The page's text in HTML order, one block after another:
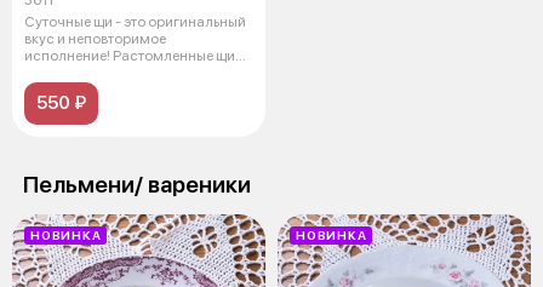
Суточные щи - это оригинальный
вкус и неповторимое
исполнение! Растомленные щи
550 ₽
Пельмени/ вареники
НОВИНКА НОВИНКА